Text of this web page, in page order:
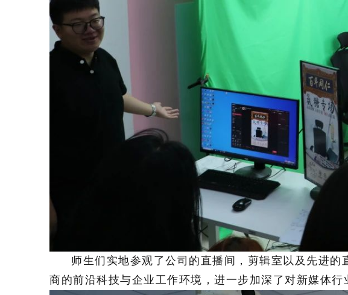
师生们实地参观了公司的直播间，剪辑室以及先进
商的前沿科技与企业工作环境，进一步加深了对新媒体行